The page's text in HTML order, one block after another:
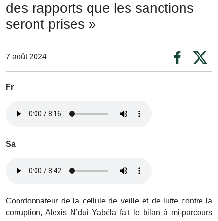
des rapports que les sanctions
seront prises »
7 août 2024
Fr
Sa
Coordonnateur de la cellule de veille et de lutte contre la
corruption, Alexis N’dui Yabéla fait le bilan à mi-parcours